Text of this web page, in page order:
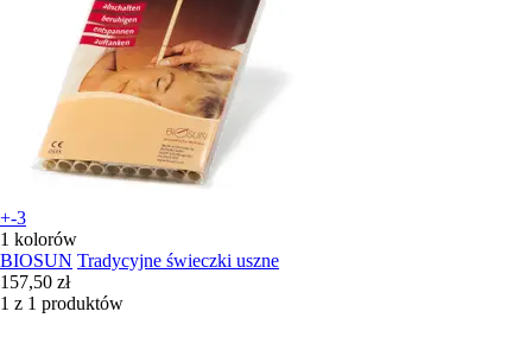
+-3
1 kolorów
BIOSUN Tradycyjne świeczki uszne
157,50 zł
1 z 1 produktów